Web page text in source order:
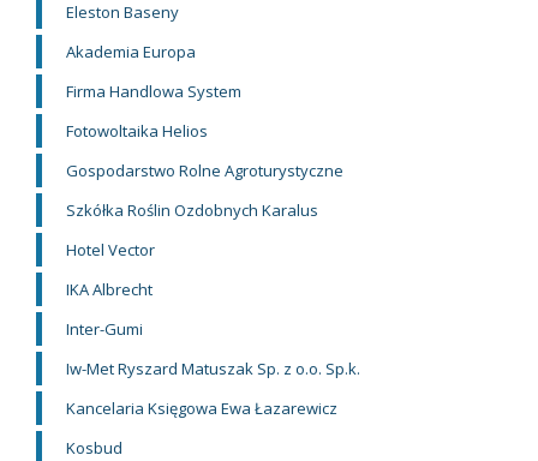
Eleston Baseny
Akademia Europa
Firma Handlowa System
Fotowoltaika Helios
Gospodarstwo Rolne Agroturystyczne
Szkółka Roślin Ozdobnych Karalus
Hotel Vector
IKA Albrecht
Inter-Gumi
Iw-Met Ryszard Matuszak Sp. z o.o. Sp.k.
Kancelaria Księgowa Ewa Łazarewicz
Kosbud